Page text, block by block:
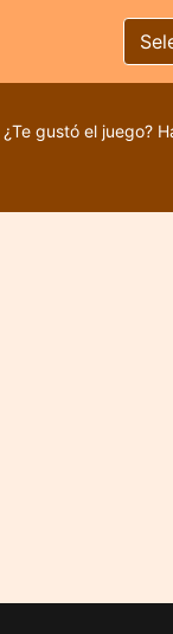
¿Te gustó el juego?